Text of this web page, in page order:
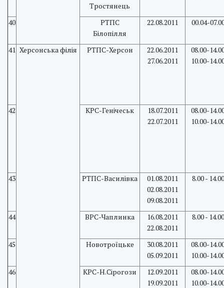
Тростянець
40
РТПС
Білопілля
22.08.2011 00.04-
41 Херсонська філія РТПС-Херсон
22.06.2011
27.06.2011
08.00-
10.00-
42 КРС-Генічеськ
18.07.2011
22.07.2011
08.00-
10.00-
43 РТПС-Василівка
01.08.2011
02.08.2011
09.08.2011
8.00 - 14.00
44 ВРС-Чаплинка
16.08.2011
22.08.2011
8.00 - 14.00
45 Новотроїцьке
30.08.2011
05.09.2011
08.00-
10.00-
46
КРС-Н.Сірогози
12.09.2011
19.09.2011
08.00-
10.00-